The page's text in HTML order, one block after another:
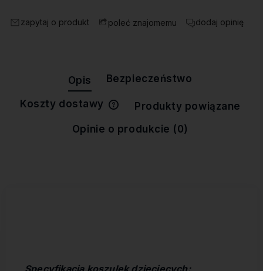
zapytaj o produkt poleć znajomemu dodaj opinię
Opis Bezpieczeństwo
Koszty dostawy
Cena nie zawiera ewentualnych
Produkty powiązane
Opinie o produkcie (0)
Specyfikacja koszulek dziecięcych: